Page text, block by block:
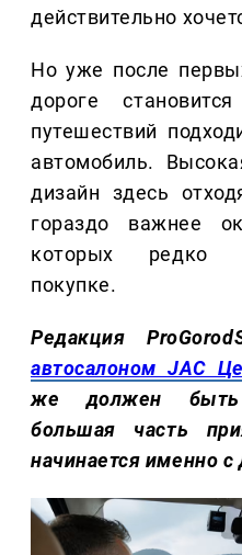
действительно
Но уже после
дороге
путешествий
автомобиль.
дизайн здесь
гораздо важнее
которых редко
покупке.
Редакция
автосалоном JAC
же должен быть
большая часть
начинается именно с